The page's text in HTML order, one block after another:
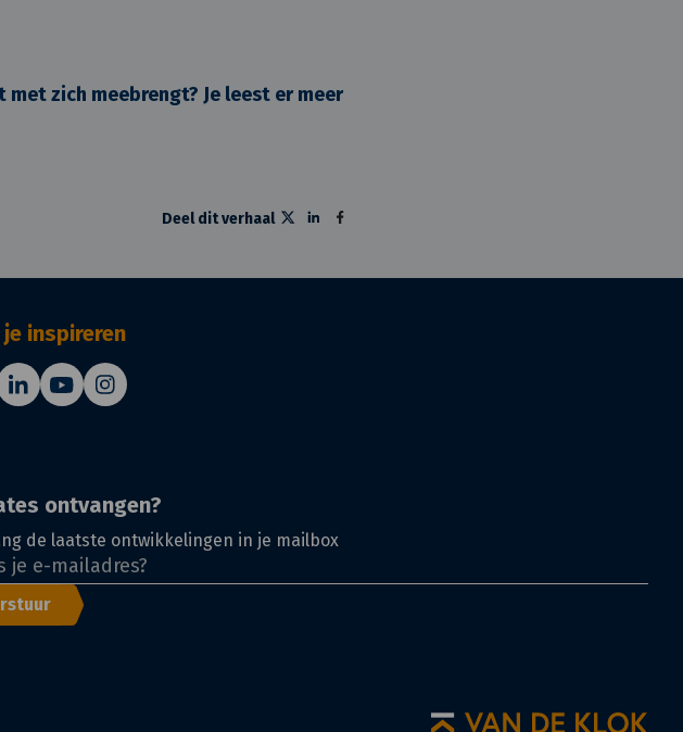
zich meebrengt? Je leest er meer
Deel dit verhaal
inspireren
ontvangen?
de laatste ontwikkelingen in je mailbox